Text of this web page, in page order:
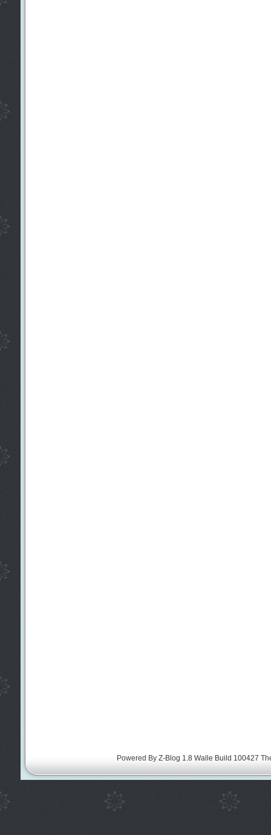
Powered By Z-Blog 1.8 Walle Build 100427